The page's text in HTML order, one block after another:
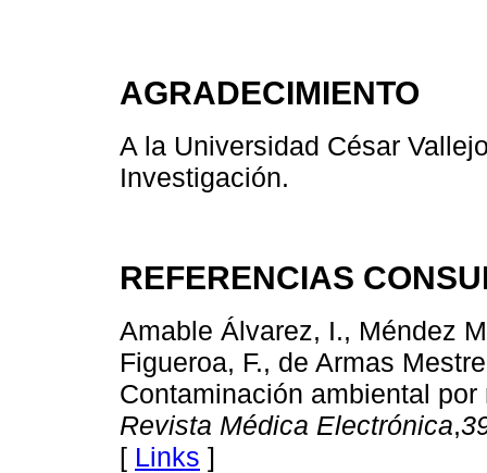
AGRADECIMIENTO
A la Universidad César
Investigación.
REFERENCIAS
Amable Álvarez, I., Méndez
Figueroa, F., de Armas
Contaminación ambiental
Revista Médica Electrónica,
[ Links ]